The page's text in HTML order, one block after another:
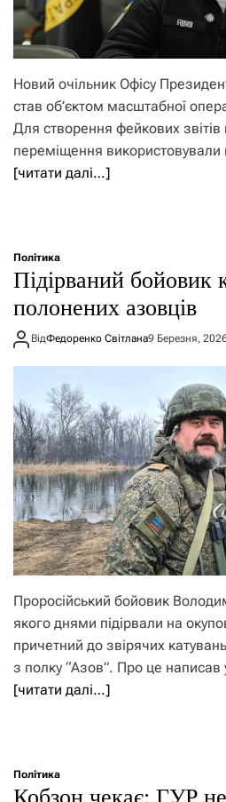
Новий очільник Офісу
став об’єктом масштабної
Для створення фейкових звітів
переміщення використовували
[читати далі…]
Політика
Підірваний бойовик
полонених азовців
ВідФедоренко Світлана9 Березня,
Проросійський бойовик
якого днями підірвали на
причетний до звірячих
з полку “Азов”. Про це написав
[читати далі…]
Політика